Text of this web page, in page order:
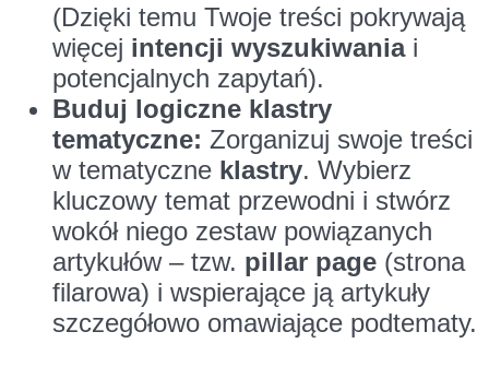
(Dzięki temu Twoje treści pokrywają
więcej intencji wyszukiwaniai
potencjalnych zapytań).
Buduj logiczne klastry
tematyczne: Zorganizuj swoje treści
w tematyczne klastry. Wybierz
kluczowy temat przewodni i stwórz
wokół niego zestaw powiązanych
artykułów – tzw. pillar page (strona
filarowa) i wspierające ją artykuły
szczegółowo omawiające podtematy.